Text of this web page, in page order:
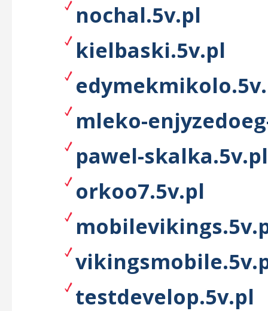
nochal.5v.pl
kielbaski.5v.pl
mleko-
pawel-skalka.5v.pl
orkoo7.5v.pl
testdevelop.5v.pl